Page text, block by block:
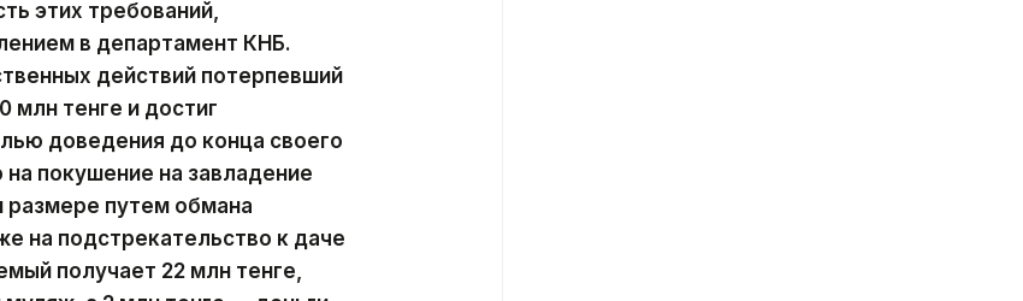
этих требований,
в департамент КНБ.
действий потерпевший
млн тенге и достиг
доведения до конца своего
покушение на завладение
путем обмана
на подстрекательство к даче
получает 22 млн тенге,